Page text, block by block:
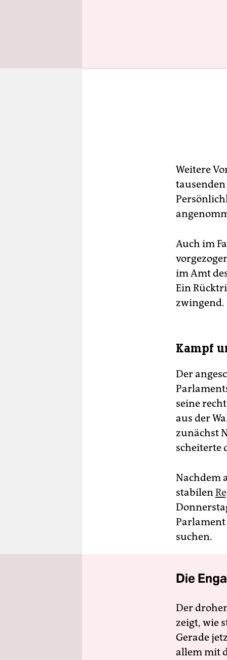
Weitere
Auch im
im Amt
Ein
zwingend.
Kampf
Der
seine
aus der
zunächst
scheiterte
Nachdem
stabilen
suchen.
Die
Der
zeigt, wie
Gerade
allem mit